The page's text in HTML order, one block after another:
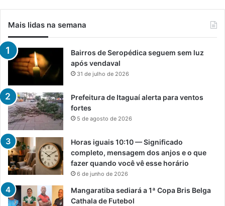
Mais lidas na semana
Bairros de Seropédica seguem sem luz
após vendaval
31 de julho de 2026
Prefeitura de Itaguaí alerta para ventos
fortes
5 de agosto de 2026
Horas iguais 10:10 — Significado
completo, mensagem dos anjos e o que
fazer quando você vê esse horário
6 de junho de 2026
Mangaratiba sediará a 1ª Copa Bris Belga
Cathala de Futebol